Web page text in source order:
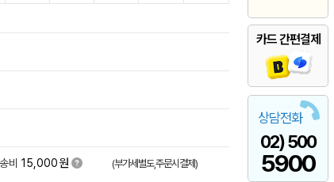
카드 간편결제
상담전화
02) 500
5900
비 15,000원 (부가세별도,주문시결제)